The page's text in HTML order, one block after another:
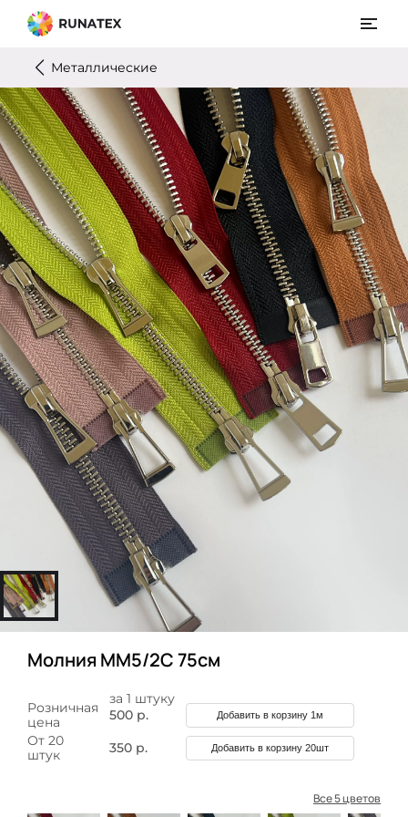
Металлические
Молния ММ5/2С 75см
за 1 штуку
Розничная
цена
500 р. Добавить в корзину 1м
От 20
штук
350 р. Добавить в корзину 20шт
Все 5 цветов